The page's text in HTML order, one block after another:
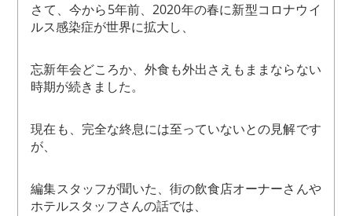
さて、今から5年前、2020年の春に新型コロナウイ
ルス感染症が世界に拡大し、
忘新年会どころか、外食も外出さえもままならない
時期が続きました。
現在も、完全な終息には至っていないとの見解です
が、
編集スタッフが聞いた、街の飲食店オーナーさんや
ホテルスタッフさんの話では、